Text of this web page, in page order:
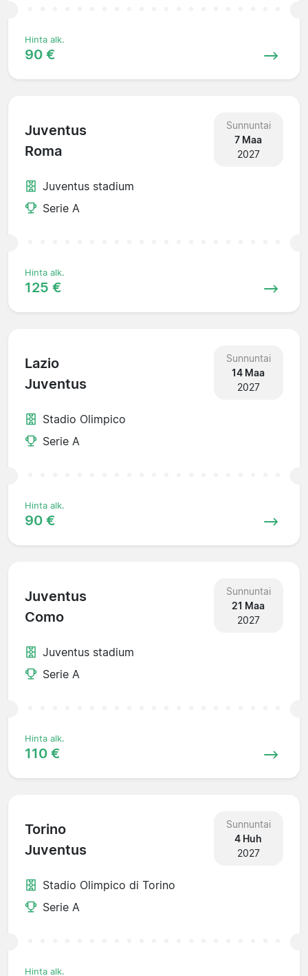
Hinta alk.
90 €
Juventus
Roma
Sunnuntai
7 Maa
2027
Juventus stadium
Serie A
Hinta alk.
125 €
Lazio
Juventus
Sunnuntai
14 Maa
2027
Stadio Olimpico
Serie A
Hinta alk.
90 €
Juventus
Como
Sunnuntai
21 Maa
2027
Juventus stadium
Serie A
Hinta alk.
110 €
Torino
Juventus
Sunnuntai
4 Huh
2027
Stadio Olimpico di Torino
Serie A
Hinta alk.